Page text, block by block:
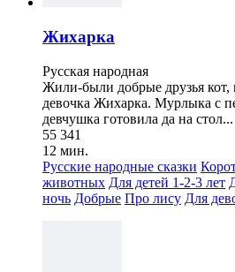
Жихарка
Русская народная
Жили-были добрые друзья кот,
девочка Жихарка. Мурлыка с
девчушка готовила да на стол...
55 341
12 мин.
Русские народные сказки
животных Для детей 1-2-3 лет
ночь Добрые Про лису Для